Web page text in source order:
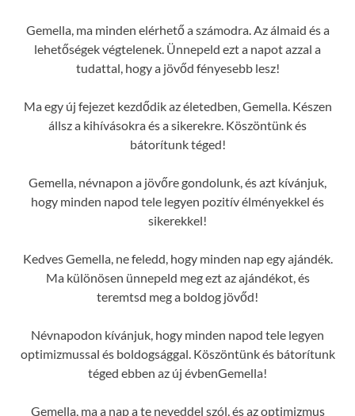
Gemella, ma minden elérhető a számodra. Az álmaid és a
lehetőségek végtelenek. Ünnepeld ezt a napot azzal a
tudattal, hogy a jövőd fényesebb lesz!
Ma egy új fejezet kezdődik az életedben, Gemella. Készen
állsz a kihívásokra és a sikerekre. Köszöntünk és
bátorítunk téged!
Gemella, névnapon a jövőre gondolunk, és azt kívánjuk,
hogy minden napod tele legyen pozitív élményekkel és
sikerekkel!
Kedves Gemella, ne feledd, hogy minden nap egy ajándék.
Ma különösen ünnepeld meg ezt az ajándékot, és
teremtsd meg a boldog jövőd!
Névnapodon kívánjuk, hogy minden napod tele legyen
optimizmussal és boldogsággal. Köszöntünk és bátorítunk
téged ebben az új évbenGemella!
Gemella, ma a nap a te neveddel szól, és az optimizmus